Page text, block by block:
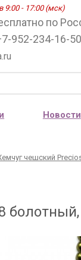
9:00 - 17:00 (мск)
по
952-234-16-50
Новости
чешский